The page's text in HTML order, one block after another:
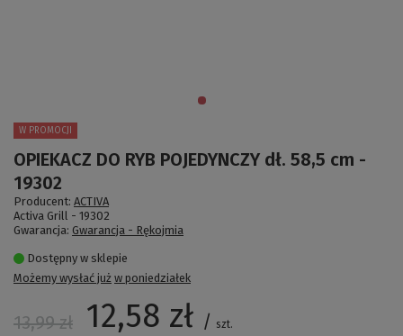
OPIEKACZ DO RYB POJEDYNCZY dł. 58,5 cm -
19302
W PROMOCJI
Producent: ACTIVA
Activa Grill - 19302
Gwarancja: Gwarancja - Rękojmia
Dostępny w sklepie
Możemy wysłać już w poniedziałek
13,99 zł 12,58 zł / szt.